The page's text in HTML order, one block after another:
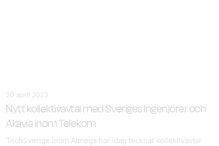
20 april 2023
Nytt kollektivavtal med Sveriges Ingenjörer och
Akavia inom Telekom
TechSverige inom Almega har idag tecknat kollektivavtal